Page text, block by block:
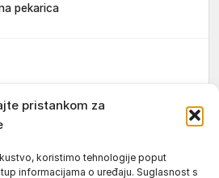
pristankom za
koristimo tehnologije poput
informacijama o uređaju. Suglasnost s
pekarica